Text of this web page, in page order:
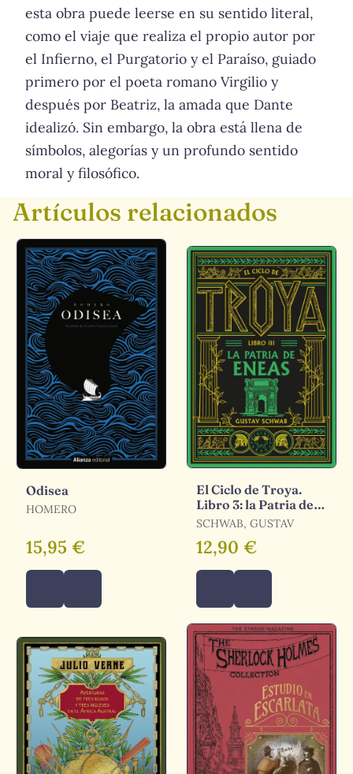
esta obra puede leerse en su sentido literal,
como el viaje que realiza el propio autor por
el Infierno, el Purgatorio y el Paraíso, guiado
primero por el poeta romano Virgilio y
después por Beatriz, la amada que Dante
idealizó. Sin embargo, la obra está llena de
símbolos, alegorías y un profundo sentido
moral y filosófico.
Artículos relacionados
Odisea
HOMERO
15,95 €
El Ciclo de Troya.
Libro 3: la Patria de
Eneas
SCHWAB, GUSTAV
12,90 €